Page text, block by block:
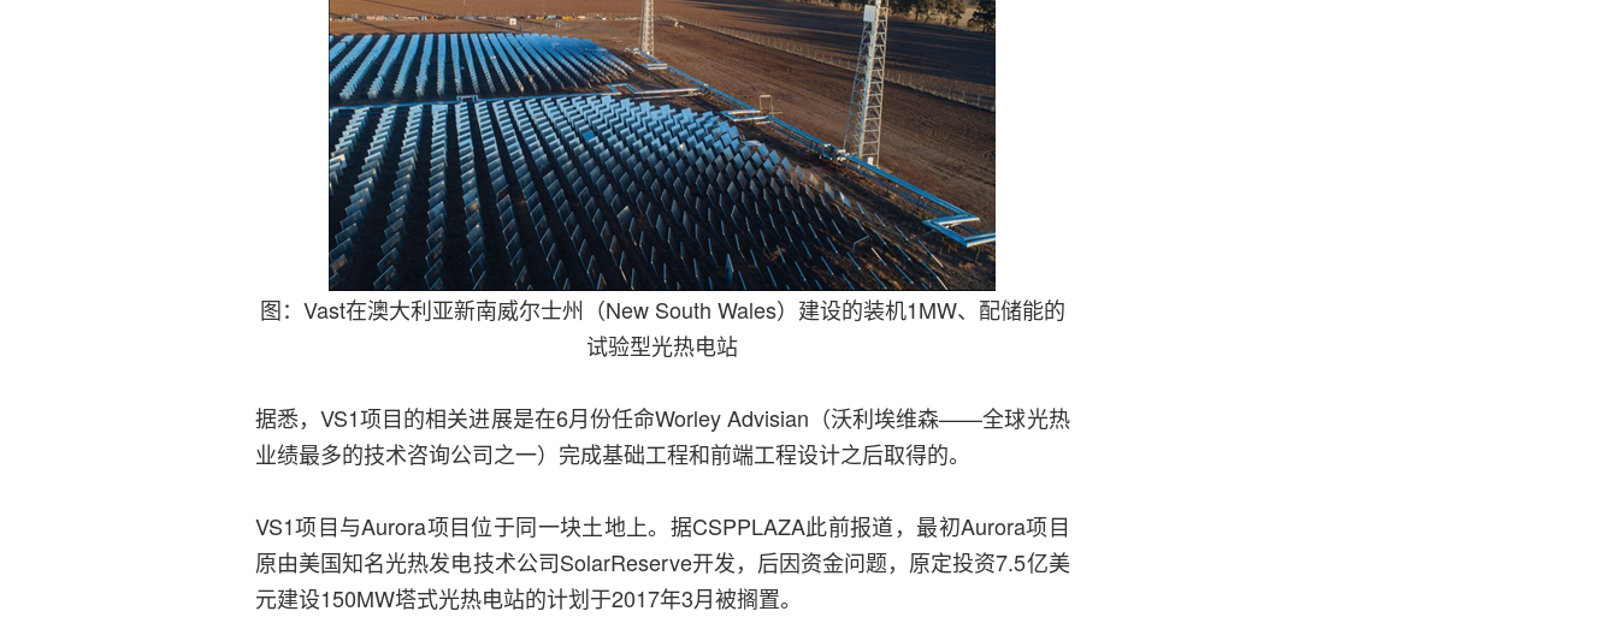
图：Vast在澳大利亚新南威尔士州（New South Wales）建设的装机1MW、配储能的
试验型光热电站
据悉，VS1项目的相关进展是在6月份任命Worley Advisian（沃利埃维森——全球光热
业绩最多的技术咨询公司之一）完成基础工程和前端工程设计之后取得的。
VS1项目与Aurora项目位于同一块土地上。据CSPPLAZA此前报道，最初Aurora项目
原由美国知名光热发电技术公司SolarReserve开发，后因资金问题，原定投资7.5亿美
元建设150MW塔式光热电站的计划于2017年3月被搁置。